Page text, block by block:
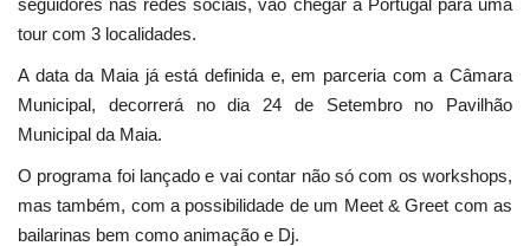
tour com 3 localidades.
A data da Maia já está definida e, em parceria com a Câmara
Municipal, decorrerá no dia 24 de Setembro no Pavilhão
Municipal da Maia.
O programa foi lançado e vai contar não só com os workshops,
mas também, com a possibilidade de um Meet & Greet com as
bailarinas bem como animação e Dj.